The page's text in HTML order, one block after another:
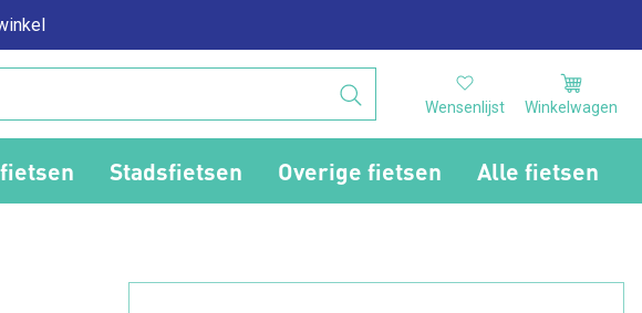
Wensenlijst Winkelwagen
Stadsfietsen Overige fietsen Alle fietsen